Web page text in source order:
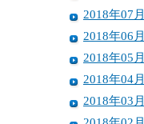
2018年07月
2018年06月
2018年05月
2018年04月
2018年03月